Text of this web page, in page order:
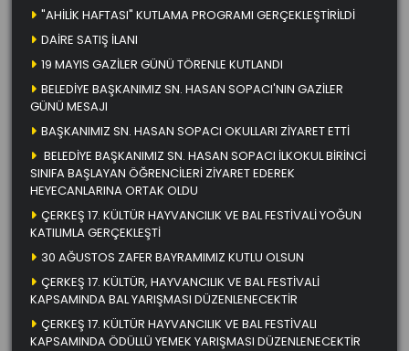
"AHİLİK HAFTASI" KUTLAMA PROGRAMI GERÇEKLEŞTİRİLDİ
DAİRE SATIŞ İLANI
19 MAYIS GAZİLER GÜNÜ TÖRENLE KUTLANDI
BELEDİYE BAŞKANIMIZ SN. HASAN SOPACI'NIN GAZİLER
GÜNÜ MESAJI
BAŞKANIMIZ SN. HASAN SOPACI OKULLARI ZİYARET ETTİ
BELEDİYE BAŞKANIMIZ SN. HASAN SOPACI İLKOKUL BİRİNCİ
SINIFA BAŞLAYAN ÖĞRENCİLERİ ZİYARET EDEREK
HEYECANLARINA ORTAK OLDU
ÇERKEŞ 17. KÜLTÜR HAYVANCILIK VE BAL FESTİVALİ YOĞUN
KATILIMLA GERÇEKLEŞTİ
30 AĞUSTOS ZAFER BAYRAMIMIZ KUTLU OLSUN
ÇERKEŞ 17. KÜLTÜR, HAYVANCILIK VE BAL FESTİVALİ
KAPSAMINDA BAL YARIŞMASI DÜZENLENECEKTİR
ÇERKEŞ 17. KÜLTÜR HAYVANCILIK VE BAL FESTİVALI
KAPSAMINDA ÖDÜLLÜ YEMEK YARIŞMASI DÜZENLENECEKTİR